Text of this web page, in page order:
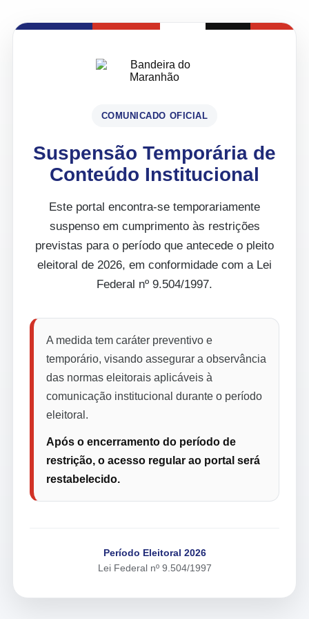
COMUNICADO OFICIAL
Suspensão Temporária de
Conteúdo Institucional
Este portal encontra-se temporariamente
suspenso em cumprimento às restrições
previstas para o período que antecede o pleito
eleitoral de 2026, em conformidade com a Lei
Federal nº 9.504/1997.
A medida tem caráter preventivo e
temporário, visando assegurar a observância
das normas eleitorais aplicáveis à
comunicação institucional durante o período
eleitoral.
Após o encerramento do período de
restrição, o acesso regular ao portal será
restabelecido.
Período Eleitoral 2026
Lei Federal nº 9.504/1997